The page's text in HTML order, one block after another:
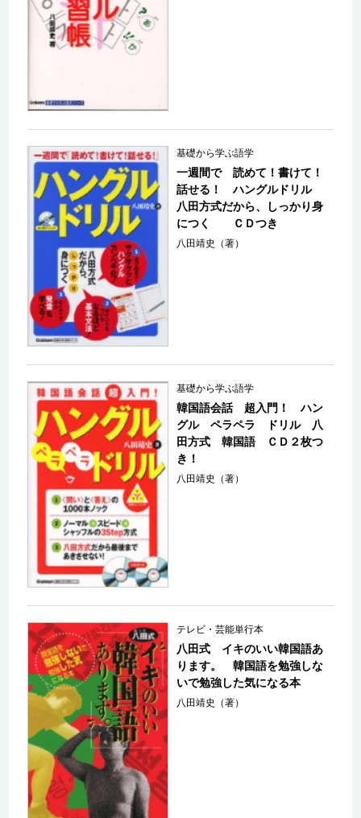
基礎から学ぶ語学
一週間で 読めて！書けて！
話せる！ ハングルドリル
八田方式だから、しっかり身
につく ＣＤつき
八田靖史（著）
基礎から学ぶ語学
韓国語会話 超入門！ ハン
グル ペラペラ ドリル 八
田方式 韓国語 ＣＤ２枚つ
き！
八田靖史（著）
テレビ・芸能単行本
八田式 イキのいい韓国語あ
ります。 韓国語を勉強しな
いで勉強した気になる本
八田靖史（著）